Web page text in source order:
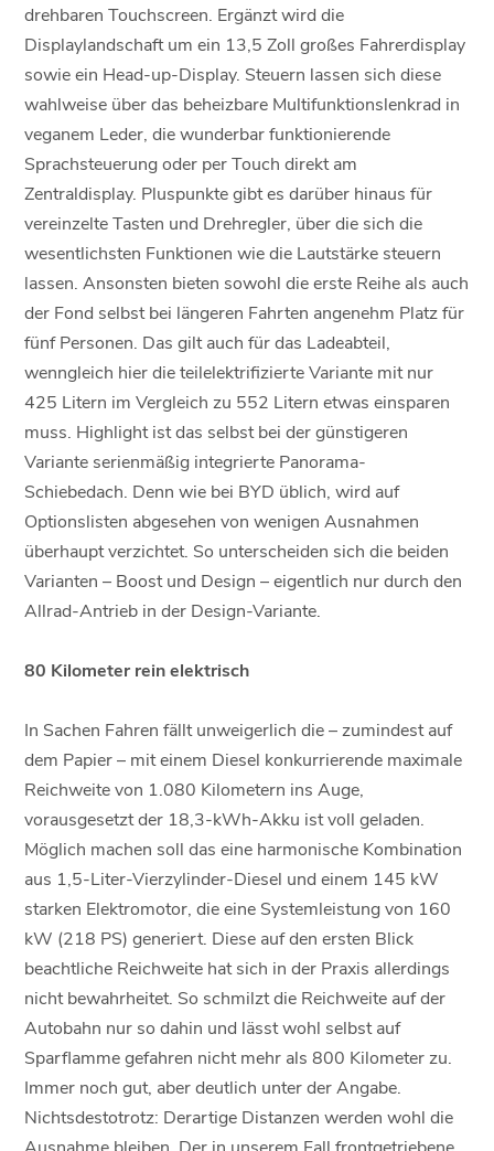
drehbaren Touchscreen. Ergänzt wird die
Displaylandschaft um ein 13,5 Zoll großes Fahrerdisplay
sowie ein Head-up-Display. Steuern lassen sich diese
wahlweise über das beheizbare Multifunktionslenkrad in
veganem Leder, die wunderbar funktionierende
Sprachsteuerung oder per Touch direkt am
Zentraldisplay. Pluspunkte gibt es darüber hinaus für
vereinzelte Tasten und Drehregler, über die sich die
wesentlichsten Funktionen wie die Lautstärke steuern
lassen. Ansonsten bieten sowohl die erste Reihe als auch
der Fond selbst bei längeren Fahrten angenehm Platz für
fünf Personen. Das gilt auch für das Ladeabteil,
wenngleich hier die teilelektrifizierte Variante mit nur
425 Litern im Vergleich zu 552 Litern etwas einsparen
muss. Highlight ist das selbst bei der günstigeren
Variante serienmäßig integrierte Panorama-
Schiebedach. Denn wie bei BYD üblich, wird auf
Optionslisten abgesehen von wenigen Ausnahmen
überhaupt verzichtet. So unterscheiden sich die beiden
Varianten – Boost und Design – eigentlich nur durch den
Allrad-Antrieb in der Design-Variante.
80 Kilometer rein elektrisch
In Sachen Fahren fällt unweigerlich die – zumindest auf
dem Papier – mit einem Diesel konkurrierende maximale
Reichweite von 1.080 Kilometern ins Auge,
vorausgesetzt der 18,3-kWh-Akku ist voll geladen.
Möglich machen soll das eine harmonische Kombination
aus 1,5-Liter-Vierzylinder-Diesel und einem 145 kW
starken Elektromotor, die eine Systemleistung von 160
kW (218 PS) generiert. Diese auf den ersten Blick
beachtliche Reichweite hat sich in der Praxis allerdings
nicht bewahrheitet. So schmilzt die Reichweite auf der
Autobahn nur so dahin und lässt wohl selbst auf
Sparflamme gefahren nicht mehr als 800 Kilometer zu.
Immer noch gut, aber deutlich unter der Angabe.
Nichtsdestotrotz: Derartige Distanzen werden wohl die
Ausnahme bleiben. Der in unserem Fall frontgetriebene